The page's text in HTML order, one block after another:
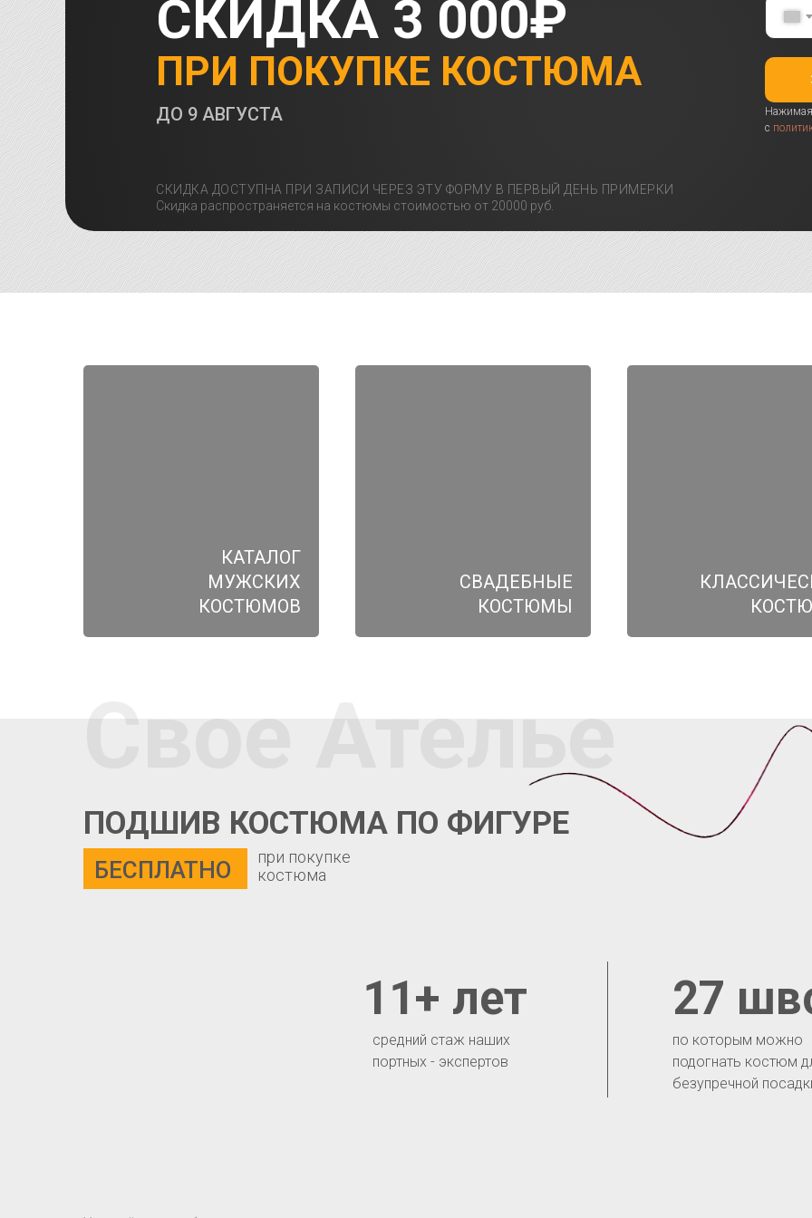
ПРИ ПОКУПКЕ КОСТЮМА
СКИДКА 3 000₽
СКИДКА ДОСТУПНА ПРИ ЗАПИСИ ЧЕРЕЗ ЭТУ ФОРМУ В ПЕРВЫЙ ДЕНЬ ПРИМЕРКИ
Скидка распространяется на костюмы стоимостью от 20000 руб.
ДО 9 АВГУСТА
Нажимая
с
КАТАЛОГ
МУЖСКИХ
КОСТЮМОВ
СВАДЕБНЫЕ
КОСТЮМЫ
Свое Ателье
ПОДШИВ КОСТЮМА ПО ФИГУРЕ
БЕСПЛАТНО
по которым можно
подогнать костюм
безупречной
27
средний стаж наших
портных - экспертов
11+ лет
при покупке
костюма